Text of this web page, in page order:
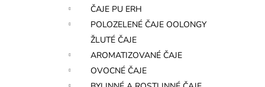
ČAJE PU ERH
POLOZELENÉ ČAJE OOLONGY
ŽLUTÉ ČAJE
AROMATIZOVANÉ ČAJE
OVOCNÉ ČAJE